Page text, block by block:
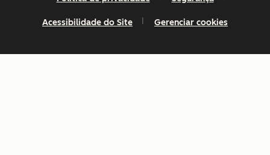
Acessibilidade do Site Gerenciar cookies